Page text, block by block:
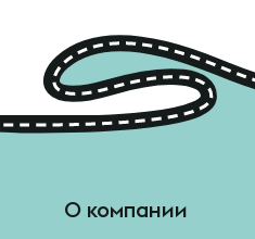
О компании